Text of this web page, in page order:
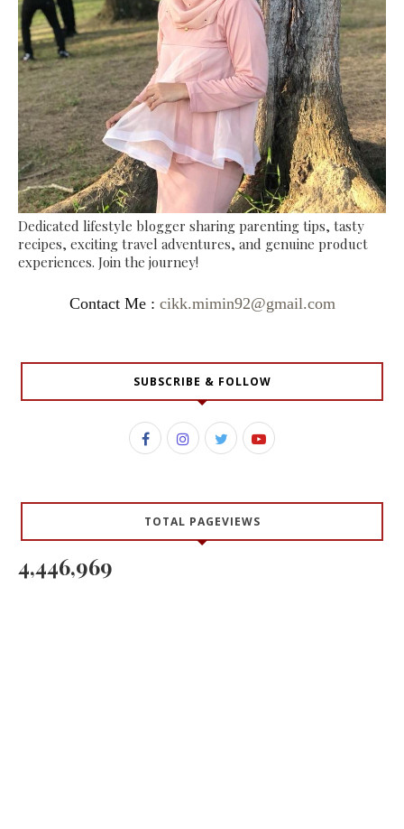
Dedicated lifestyle blogger sharing parenting tips, tasty
recipes, exciting travel adventures, and genuine product
experiences. Join the journey!
Contact Me : cikk.mimin92@gmail.com
SUBSCRIBE & FOLLOW
TOTAL PAGEVIEWS
4,446,969